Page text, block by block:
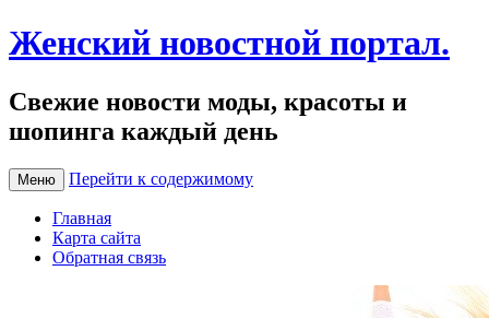
Женский новостной портал.
Свежие новости моды, красоты и
шопинга каждый день
Меню Перейти к содержимому
Главная
Карта сайта
Обратная связь